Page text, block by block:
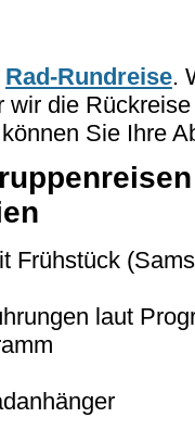
Rad-Rundreise.
wir die
Sie Ihre
Frühstück
laut